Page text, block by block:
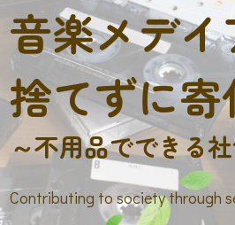
音楽メデイ
捨てずに
～不用品でできる
Contributing to society through